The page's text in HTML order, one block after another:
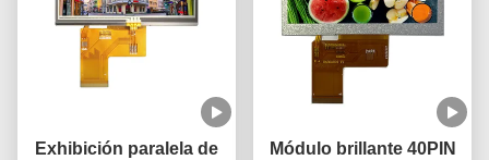
Exhibición paralela de
Módulo brillante 40PIN